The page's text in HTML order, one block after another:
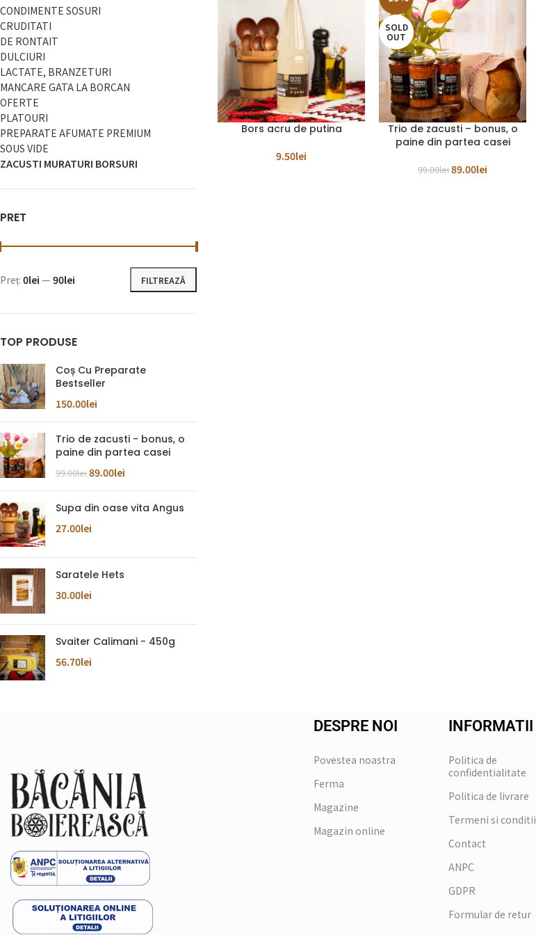
CONDIMENTE SOSURI
CRUDITATI
DE RONTAIT
DULCIURI
LACTATE, BRANZETURI
MANCARE GATA LA BORCAN
OFERTE
PLATOURI
PREPARATE AFUMATE PREMIUM
SOUS VIDE
ZACUSTI MURATURI BORSURI
PRET
FILTREAZĂ
Preț: 0lei — 90lei
TOP PRODUSE
Coș Cu Preparate
Bestseller
150.00lei
Trio de zacusti - bonus, o
paine din partea casei
99.00lei89.00lei
Supa din oase vita Angus
27.00lei
Saratele Hets
30.00lei
Svaiter Calimani - 450g
56.70lei
ADAUGĂ ÎN COȘ
Bors acru de putina
9.50lei
SOLD
OUT
CITEȘTE MAI MULT
Trio de zacusti – bonus, o
paine din partea casei
99.00lei89.00lei
DESPRE NOI
Povestea noastra
Ferma
Magazine
Magazin online
INFORMATII
Politica de
confidentialitate
Politica de livrare
Termeni si conditii
Contact
ANPC
GDPR
Formular de retur